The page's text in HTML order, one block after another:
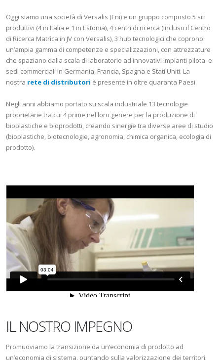
Oggi siamo una società di Versalis (Eni) e un gruppo composto 5 siti
produttivi (4 in Italia e 1 in Estonia), 4 centri di ricerca (incluso il Centro
di Ricerca Matrìca in JV con Versalis), 3 hub tecnologici che coprono
un’ampia gamma di competenze e specializzazioni, con attrezzature
che spaziano dalla scala di laboratorio ad innovativi impianti pilota e
sedi commerciali in Germania, Francia, Spagna e Stati Uniti. La
nostra rete di distributori è presente in oltre quaranta Paesi.
Negli anni abbiamo portato su scala industriale 13 tecnologie
proprietarie tra cui 4 prime nel loro genere per la produzione di
bioplastiche e bioprodotti, creando sinergie tra diverse aree di studio
(bioplastiche, biotecnologie, agronomia, chimica organica, ecologia di
prodotto).
IL NOSTRO IMPEGNO
Promuoviamo la transizione da un’economia di prodotto ad
un’economia di sistema, puntando sulla valorizzazione dei territori.